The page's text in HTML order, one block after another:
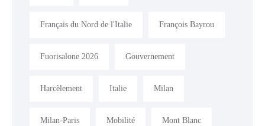
Français du Nord de l'Italie François Bayrou
Fuorisalone 2026 Gouvernement
Harcèlement Italie Milan
Milan-Paris Mobilité Mont Blanc